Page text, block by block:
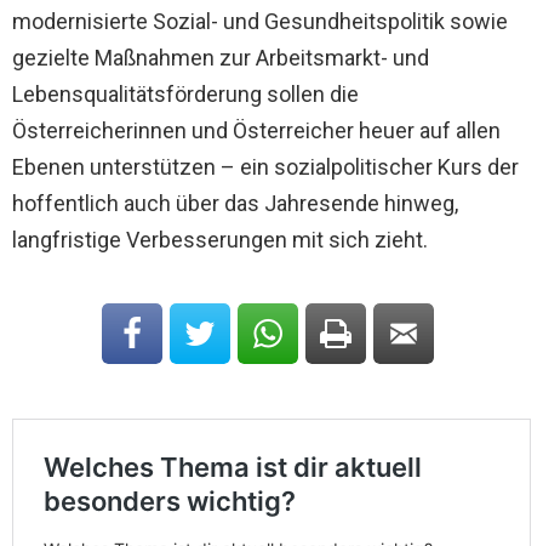
modernisierte Sozial- und Gesundheitspolitik sowie
gezielte Maßnahmen zur Arbeitsmarkt- und
Lebensqualitätsförderung sollen die
Österreicherinnen und Österreicher heuer auf allen
Ebenen unterstützen – ein sozialpolitischer Kurs der
hoffentlich auch über das Jahresende hinweg,
langfristige Verbesserungen mit sich zieht.